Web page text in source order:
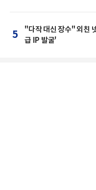
5
"다작 대신 장수" 외친
급 IP 발굴'